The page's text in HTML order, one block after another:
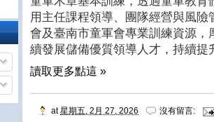
用主任課程領導、團隊經營與風
會及臺南市童軍會專業訓練資源
續發展儲備優質領導人才，持續
讀取更多點這 »
at星期五, 2月 27, 2026 沒有留言: